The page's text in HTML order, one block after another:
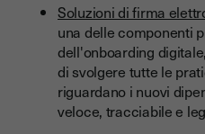
Soluzioni di firma
una delle componenti
dell'onboarding
di svolgere tutte le
riguardano i nuovi
veloce, tracciabile e